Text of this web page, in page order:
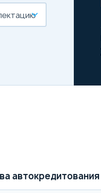
автокредитования